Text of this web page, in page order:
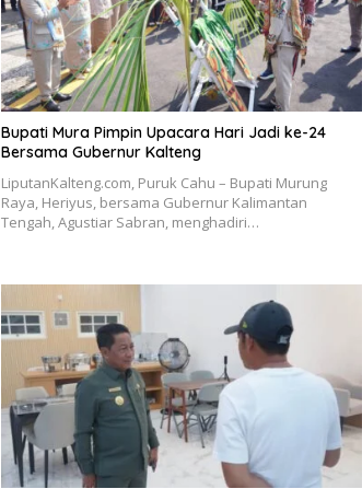
Bupati Mura Pimpin Upacara Hari Jadi ke-24
Bersama Gubernur Kalteng
LiputanKalteng.com, Puruk Cahu – Bupati Murung
Raya, Heriyus, bersama Gubernur Kalimantan
Tengah, Agustiar Sabran, menghadiri…